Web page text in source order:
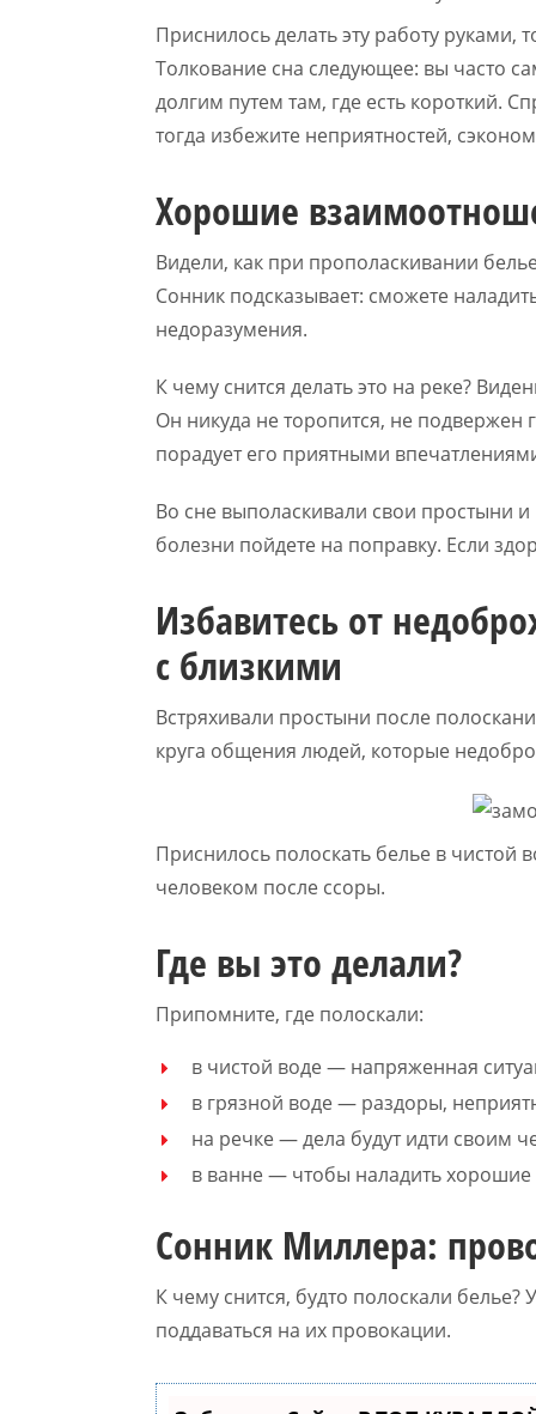
Приснилось делать эту работу руками,
Толкование сна следующее: вы часто
долгим путем там, где есть короткий.
тогда избежите неприятностей,
Хорошие
Видели, как при прополаскивании
Сонник подсказывает: сможете
недоразумения.
К чему снится делать это на реке?
Он никуда не торопится, не
порадует его приятными
Во сне выполаскивали свои простыни
болезни пойдете на поправку. Если
Избавитесь от
с близкими
Встряхивали простыни после
круга общения людей, которые
Приснилось полоскать белье в чистой
человеком после ссоры.
Где вы это делали?
Припомните, где полоскали:
в чистой воде — напряженная
в грязной воде — раздоры,
на речке — дела будут идти своим
в ванне — чтобы наладить
Сонник Миллера:
К чему снится, будто полоскали
поддаваться на их провокации.